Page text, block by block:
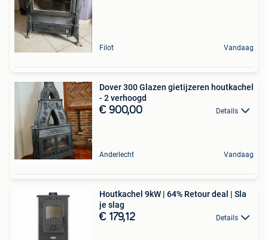
Filot Vandaag
Dover 300 Glazen gietijzeren houtkachel
- 2 verhoogd
€ 900,00 Details
Anderlecht Vandaag
Houtkachel 9kW | 64% Retour deal | Sla
je slag
€ 179,12 Details